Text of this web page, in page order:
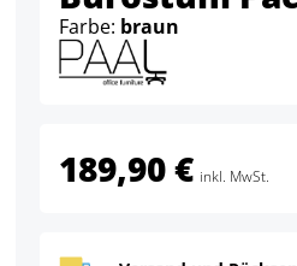
Farbe: braun
189,90 € inkl. MwSt.